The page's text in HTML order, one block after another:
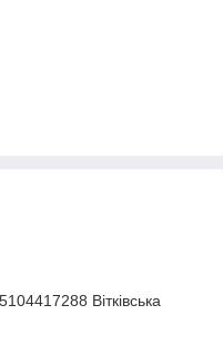
Вітківська